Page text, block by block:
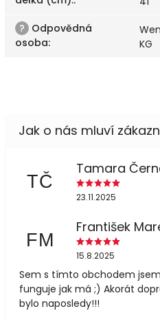
? Odpovědná
osoba:
KG
TČ
Tamara
23.11.2025
FM
František
15.8.2025
Sem s tímto obchodem
funguje jak má ;) Akorát
bylo naposledy!!!